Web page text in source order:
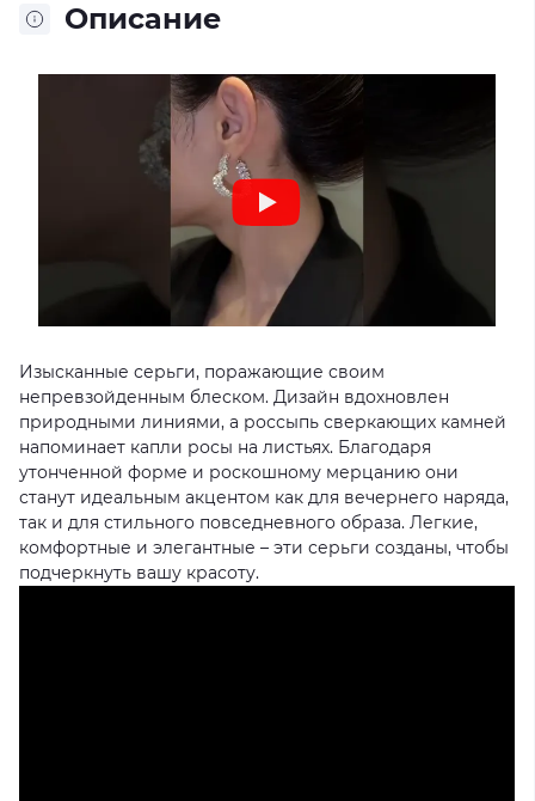
Описание
Изысканные серьги, поражающие своим
непревзойденным блеском. Дизайн вдохновлен
природными линиями, а россыпь сверкающих камней
напоминает капли росы на листьях. Благодаря
утонченной форме и роскошному мерцанию они
станут идеальным акцентом как для вечернего наряда,
так и для стильного повседневного образа. Легкие,
комфортные и элегантные – эти серьги созданы, чтобы
подчеркнуть вашу красоту.